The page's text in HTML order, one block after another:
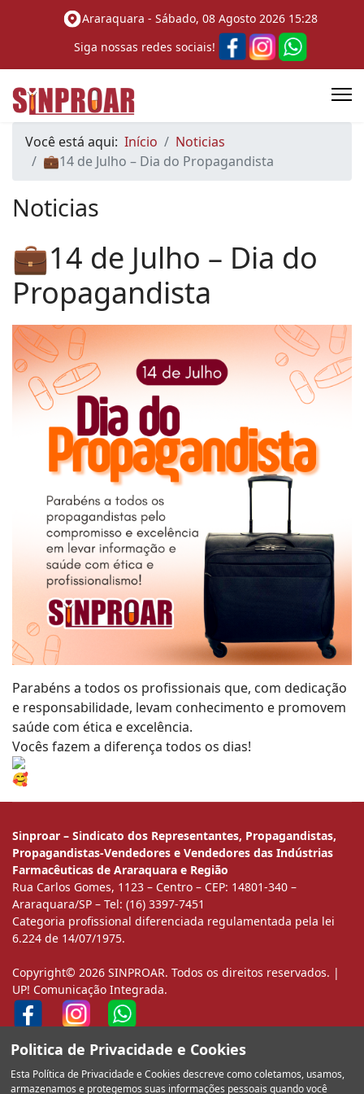
Araraquara - Sábado, 08 Agosto 2026 15:28
Siga nossas redes sociais!
Você está aqui: Início
Noticias
💼14 de Julho – Dia do Propagandista
Noticias
💼14 de Julho – Dia do
Propagandista
Parabéns a todos os profissionais que, com dedicação
e responsabilidade, levam conhecimento e promovem
saúde com ética e excelência.
Vocês fazem a diferença todos os dias!
Politica de Privacidade e Cookies
Esta Política de Privacidade e Cookies descreve como coletamos, usamos,
armazenamos e protegemos suas informações pessoais quando você
Sinproar – Sindicato dos Representantes, Propagandistas,
Propagandistas-Vendedores e Vendedores das Indústrias
Farmacêuticas de Araraquara e Região
Rua Carlos Gomes, 1123 – Centro – CEP: 14801-340 –
Araraquara/SP – Tel: (16) 3397-7451
Categoria profissional diferenciada regulamentada pela lei
6.224 de 14/07/1975.
Copyright© 2026 SINPROAR. Todos os direitos reservados. |
UP! Comunicação Integrada.